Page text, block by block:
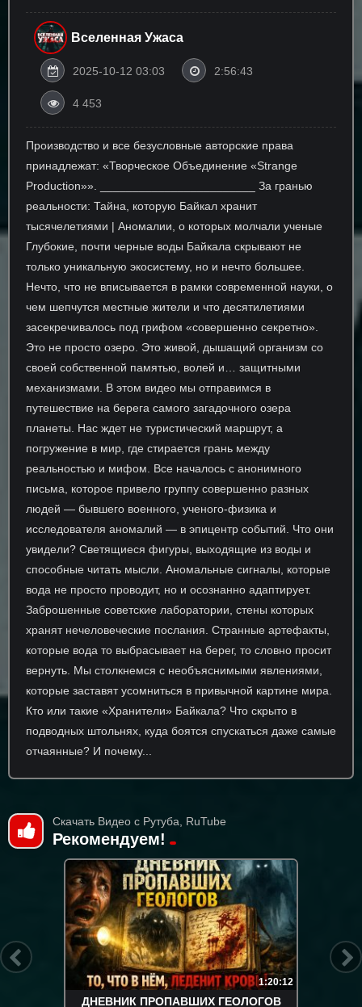
Вселенная Ужаса
2025-10-12 03:03 2:56:43
4 453
Производство и все безусловные авторские права
принадлежат: «Творческое Объединение «Strange
Production»». ________________________ За гранью
реальности: Тайна, которую Байкал хранит
тысячелетиями | Аномалии, о которых молчали ученые
Глубокие, почти черные воды Байкала скрывают не
только уникальную экосистему, но и нечто большее.
Нечто, что не вписывается в рамки современной науки, о
чем шепчутся местные жители и что десятилетиями
засекречивалось под грифом «совершенно секретно».
Это не просто озеро. Это живой, дышащий организм со
своей собственной памятью, волей и… защитными
механизмами. В этом видео мы отправимся в
путешествие на берега самого загадочного озера
планеты. Нас ждет не туристический маршрут, а
погружение в мир, где стирается грань между
реальностью и мифом. Все началось с анонимного
письма, которое привело группу совершенно разных
людей — бывшего военного, ученого-физика и
исследователя аномалий — в эпицентр событий. Что они
увидели? Светящиеся фигуры, выходящие из воды и
способные читать мысли. Аномальные сигналы, которые
вода не просто проводит, но и осознанно адаптирует.
Заброшенные советские лаборатории, стены которых
хранят нечеловеческие послания. Странные артефакты,
которые вода то выбрасывает на берег, то словно просит
вернуть. Мы столкнемся с необъяснимыми явлениями,
которые заставят усомниться в привычной картине мира.
Кто или такие «Хранители» Байкала? Что скрыто в
подводных штольнях, куда боятся спускаться даже самые
отчаянные? И почему...
Скачать Видео с Рутуба, RuTube
Рекомендуем!
1:20:12
ДНЕВНИК ПРОПАВШИХ ГЕОЛОГОВ